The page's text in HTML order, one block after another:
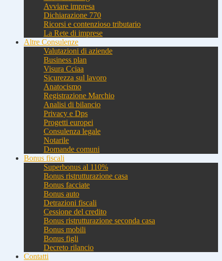
Avviare impresa
Dichiarazione 770
Ricorsi e contenzioso tributario
La Rete di imprese
Altre Consulenze
Valutazioni di aziende
Business plan
Visura Cciaa
Sicurezza sul lavoro
Anatocismo
Registrazione Marchio
Analisi di bilancio
Privacy e Dps
Progetti europei
Consulenza legale
Notarile
Domande comuni
Bonus fiscali
Superbonus al 110%
Bonus ristrutturazione casa
Bonus facciate
Bonus auto
Detrazioni fiscali
Cessione del credito
Bonus ristrutturazione seconda casa
Bonus mobili
Bonus figli
Decreto rilancio
Contatti